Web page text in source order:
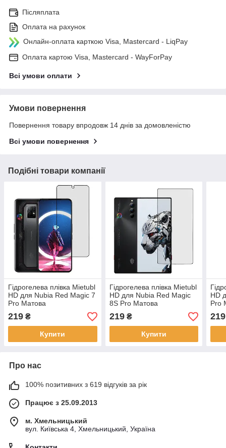
Післяплата
Оплата на рахунок
Онлайн-оплата карткою Visa, Mastercard - LiqPay
Оплата картою Visa, Mastercard - WayForPay
Всі умови оплати
Умови повернення
Повернення товару впродовж 14 днів за домовленістю
Всі умови повернення
Подібні товари компанії
Гідрогелева плівка Mietubl
HD для Nubia Red Magic 7
Pro Матова
219 ₴
Купити
Гідрогелева плівка Mietubl
HD для Nubia Red Magic
8S Pro Матова
219₴
Купити
HD
Pro
219
Про нас
100% позитивних з 619 відгуків за рік
Працює з 25.09.2013
м. Хмельницький
вул. Київська 4, Хмельницький, Україна